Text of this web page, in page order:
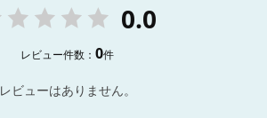
0.0
レビュー件数：0件
レビューはありません。